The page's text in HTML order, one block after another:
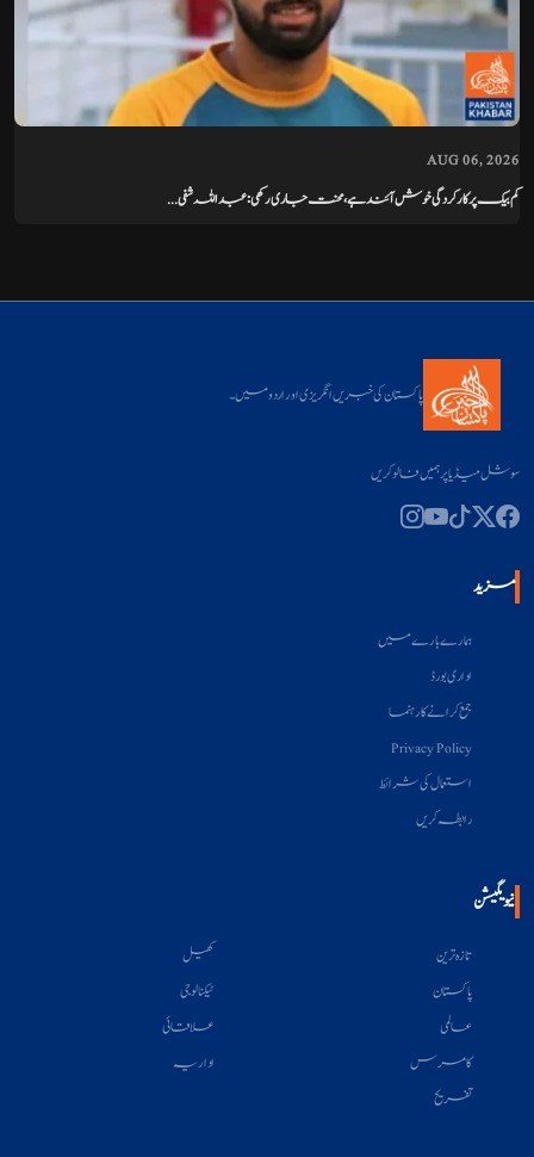
AUG 06, 2026
کم بیک پر کارکردگی خوش آئند ہے، محنت جاری رکھی: عبداللہ شفی...
پاکستان کی خبریں انگریزی اور اردو میں۔
سوشل میڈیا پر ہمیں فالو کریں
مزید
ہمارے بارے میں
اداری بورڈ
جمع کرانے کا رہنما
Privacy Policy
استعمال کی شرائط
رابطہ کریں
نیویگیشن
تازہ ترین
پاکستان
عالمی
کامرس
تفریح
کھیل
ٹیکنالوجی
علاقائی
اداریہ